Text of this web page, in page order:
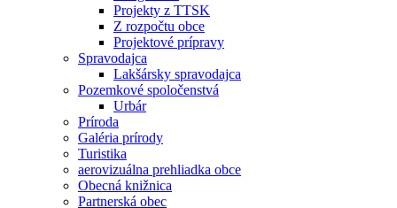
Projekty z TTSK
Z rozpočtu obce
Projektové prípravy
Spravodajca
Lakšársky spravodajca
Pozemkové spoločenstvá
Urbár
Príroda
Galéria prírody
Turistika
aerovizuálna prehliadka obce
Obecná knižnica
Partnerská obec